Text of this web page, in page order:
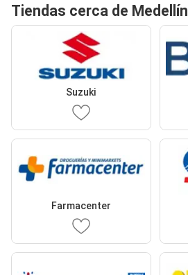
Tiendas cerca de Medellín
Suzuki
Farmacenter